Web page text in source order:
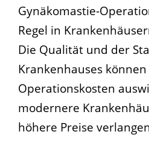
Gynäkomastie-
Regel in
Die Qualität und der
Krankenhauses
Operationskosten
modernere
höhere Preise